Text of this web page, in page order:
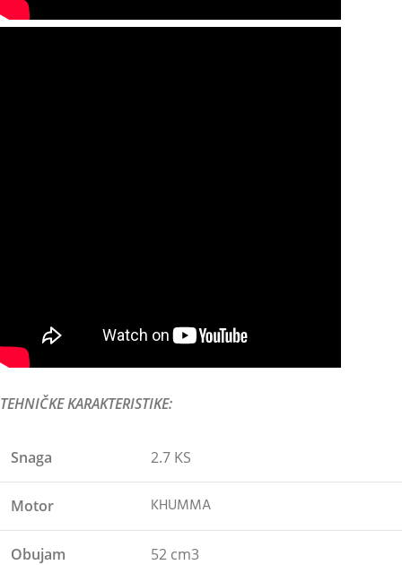
TEHNIČKE KARAKTERISTIKE:
Snaga 2.7 KS
Motor KHUMMA
Obujam 52 cm3